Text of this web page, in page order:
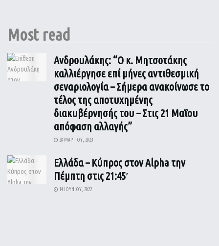
Most read
Ανδρουλάκης: “Ο κ. Μητσοτάκης
καλλιέργησε επί μήνες αντιθεσμική
σεναριολογία – Σήμερα ανακοίνωσε το
τέλος της αποτυχημένης
διακυβέρνησής του – Στις 21 Μαΐου
απόφαση αλλαγής”
28 ΜΑΡΤΊΟΥ, 2023
Ελλάδα – Κύπρος στον Alpha την
Πέμπτη στις 21:45′
14 ΙΟΥΝΊΟΥ, 2022